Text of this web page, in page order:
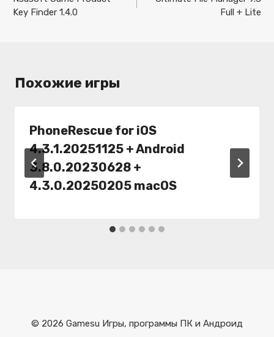
записям
Key Finder 1.4.0
Full + Lite
Похожие игры
PhoneRescue for iOS
4.3.1.20251125 + Android
3.8.0.20230628 +
4.3.0.20250205 macOS
© 2026 Gamesu Игры, программы ПК и Андроид